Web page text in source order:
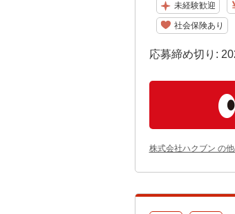
未経験歓迎
社会保険あり
応募締め切り:
株式会社ハクブン の